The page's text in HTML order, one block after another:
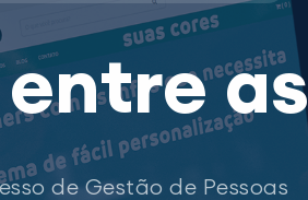
de Gestão de Pessoas